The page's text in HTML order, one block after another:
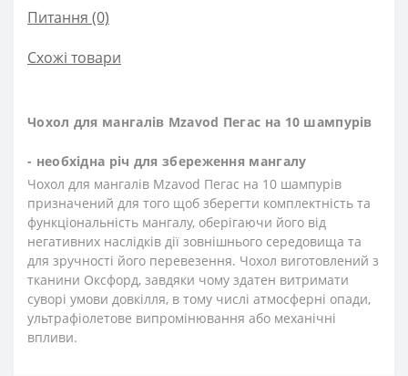
Питання (0)
Схожі товари
Чохол для мангалів Mzavod Пегас на 10 шампурів
- необхідна річ для збереження мангалу
Чохол для мангалів Mzavod Пегас на 10 шампурів
призначений для того щоб зберегти комплектність та
функціональність мангалу, оберігаючи його від
негативних наслідків дії зовнішнього середовища та
для зручності його перевезення. Чохол виготовлений з
тканини Оксфорд, завдяки чому здатен витримати
суворі умови довкілля, в тому числі атмосферні опади,
ультрафіолетове випромінювання або механічні
впливи.